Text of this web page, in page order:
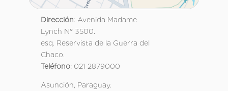
Dirección: Avenida Madame
Lynch N° 3500.
esq. Reservista de la Guerra del
Chaco.
Teléfono: 021 2879000
Asunción, Paraguay.